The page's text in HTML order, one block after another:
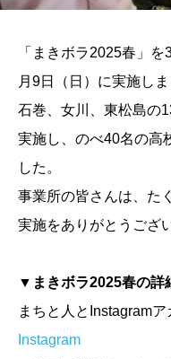
「まきボラ2025春」
月9日（日）に実施しま
石巻、女川、東松島の
実施し、のべ40名の高
した。
事業所の皆さんは、た
実施をありがとうござ
▼まきボラ2025春の詳
まちと人とInstagramア
Instagram